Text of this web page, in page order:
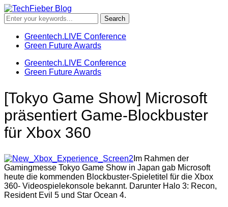
Greentech.LIVE Conference
Green Future Awards
Greentech.LIVE Conference
Green Future Awards
[Tokyo Game Show] Microsoft
präsentiert Game-Blockbuster
für Xbox 360
Im Rahmen der
Gamingmesse Tokyo Game Show in Japan gab Microsoft
heute die kommenden Blockbuster-Spieletitel für die Xbox
360- Videospielekonsole bekannt. Darunter Halo 3: Recon,
Resident Evil 5 und Star Ocean 4.